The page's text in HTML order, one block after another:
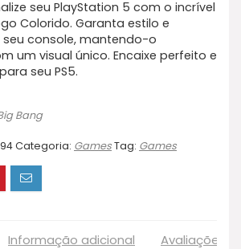
seu PlayStation 5 com o incrível
Colorido. Garanta estilo e
console, mantendo-o
um visual único. Encaixe perfeito e
seu PS5.
Bang
Categoria: GamesTag: Games
Informação adicional Avaliações